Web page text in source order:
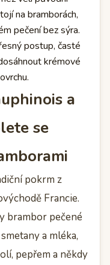
na bramborách,
pečení bez sýra.
postup, časté
krémové
a
se
pokrm z
Francie.
brambor pečené
a mléka,
pepřem a někdy